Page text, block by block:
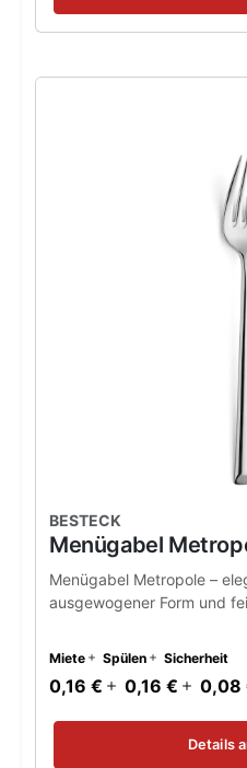
BESTECK
Menügabel
Menügabel Metropole –
ausgewogener Form und
Miete Spülen Sicherheit
0,16 € 0,16 € 0,08
Details